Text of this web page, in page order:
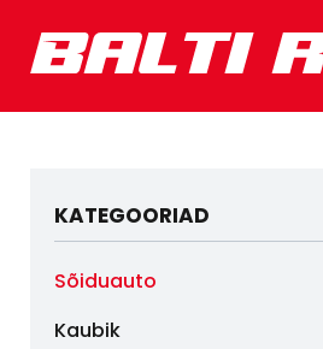
KATEGOORIAD
Sõiduauto
Kaubik